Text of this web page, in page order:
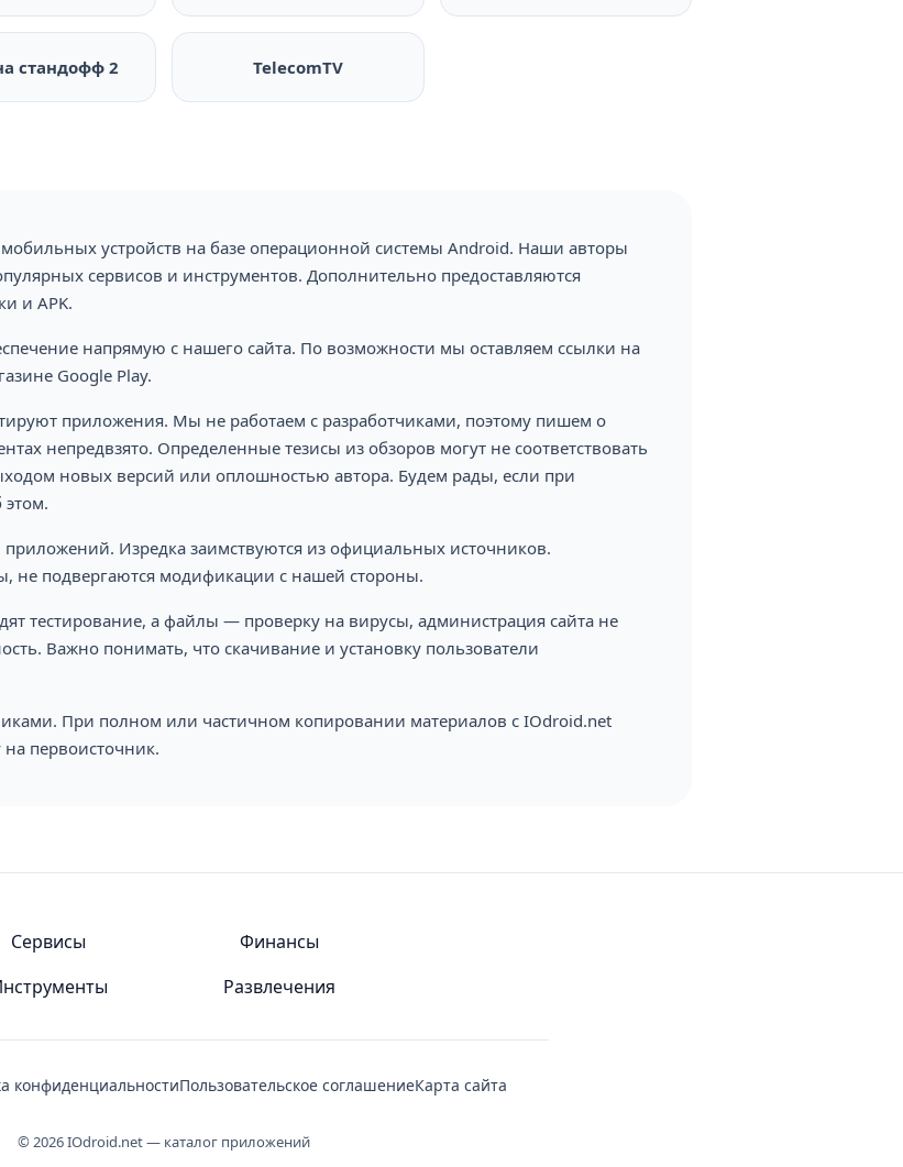
стандофф 2 TelecomTV
устройств на базе операционной системы Android. Наши авторы
сервисов и инструментов. Дополнительно предоставляются
и APK.
напрямую с нашего сайта. По возможности мы оставляем ссылки на
Google Play.
приложения. Мы не работаем с разработчиками, поэтому пишем о
непредвзято. Определенные тезисы из обзоров могут не соответствовать
новых версий или оплошностью автора. Будем рады, если при
Изредка заимствуются из официальных источников.
не подвергаются модификации с нашей стороны.
тестирование, а файлы — проверку на вирусы, администрация сайта не
Важно понимать, что скачивание и установку пользователи
При полном или частичном копировании материалов с IOdroid.net
на первоисточник.
Сервисы
Финансы
Развлечения
конфиденциальностиПользовательское соглашениеКарта сайта
© 2026 IOdroid.net — каталог приложений